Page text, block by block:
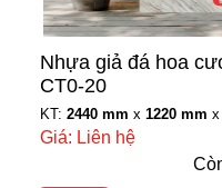
Nhựa giả đá hoa
CT0-20
KT: 2440 mm x 1220 mm x
Giá: Liên hệ